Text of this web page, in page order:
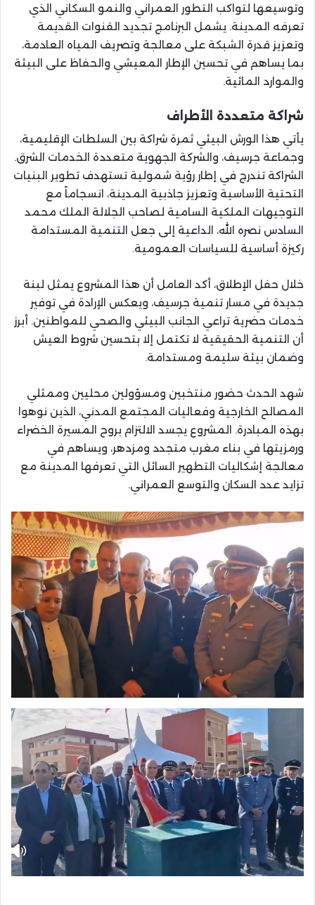
وتوسيعها لتواكب التطور العمراني والنمو السكاني الذي
تعرفه المدينة. يشمل البرنامج تجديد القنوات القديمة
وتعزيز قدرة الشبكة على معالجة وتصريف المياه العادمة،
بما يساهم في تحسين الإطار المعيشي والحفاظ على البيئة
والموارد المائية.
شراكة متعددة الأطراف
يأتي هذا الورش البيئي ثمرة شراكة بين السلطات الإقليمية،
وجماعة جرسيف، والشركة الجهوية متعددة الخدمات الشرق.
الشراكة تندرج في إطار رؤية شمولية تستهدف تطوير البنيات
التحتية الأساسية وتعزيز جاذبية المدينة، انسجاماً مع
التوجيهات الملكية السامية لصاحب الجلالة الملك محمد
السادس نصره الله، الداعية إلى جعل التنمية المستدامة
ركيزة أساسية للسياسات العمومية.
خلال حفل الإطلاق، أكد العامل أن هذا المشروع يمثل لبنة
جديدة في مسار تنمية جرسيف، ويعكس الإرادة في توفير
خدمات حضرية تراعي الجانب البيئي والصحي للمواطنين. أبرز
أن التنمية الحقيقية لا تكتمل إلا بتحسين شروط العيش
وضمان بيئة سليمة ومستدامة.
شهد الحدث حضور منتخبين ومسؤولين محليين وممثلي
المصالح الخارجية وفعاليات المجتمع المدني، الذين نوهوا
بهذه المبادرة. المشروع يجسد الالتزام بروح المسيرة الخضراء
ورمزيتها في بناء مغرب متجدد ومزدهر، ويساهم في
معالجة إشكاليات التطهير السائل التي تعرفها المدينة مع
تزايد عدد السكان والتوسع العمراني.